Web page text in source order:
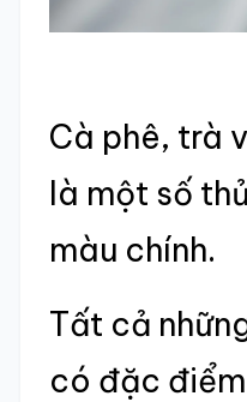
Cà phê, trà
là một số
màu chính.
Tất cả
có đặc